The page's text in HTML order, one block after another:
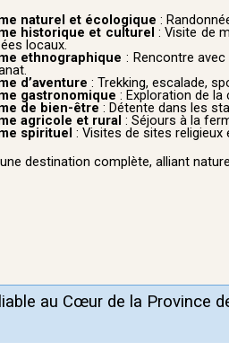
naturel et écologique :
historique et culturel : Visite de
locaux.
ethnographique : Rencontre
d’aventure : Trekking, escalade,
gastronomique : Exploration de
de bien-être: Détente dans les
agricole et rural : Séjours à la
spirituel : Visites de sites religieux
destination complète, alliant
au Cœur de la Province